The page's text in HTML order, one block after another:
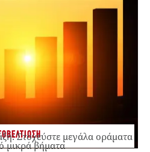
Στοχεύστε μεγάλα οράματα
μικρά βήματα